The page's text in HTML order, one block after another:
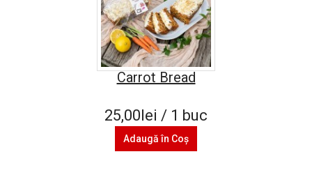
Carrot Bread
25,00lei / 1 buc
Adaugă în Coş